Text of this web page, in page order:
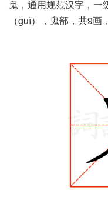
鬼，通用规范汉字，一
（guǐ），鬼部，共9画